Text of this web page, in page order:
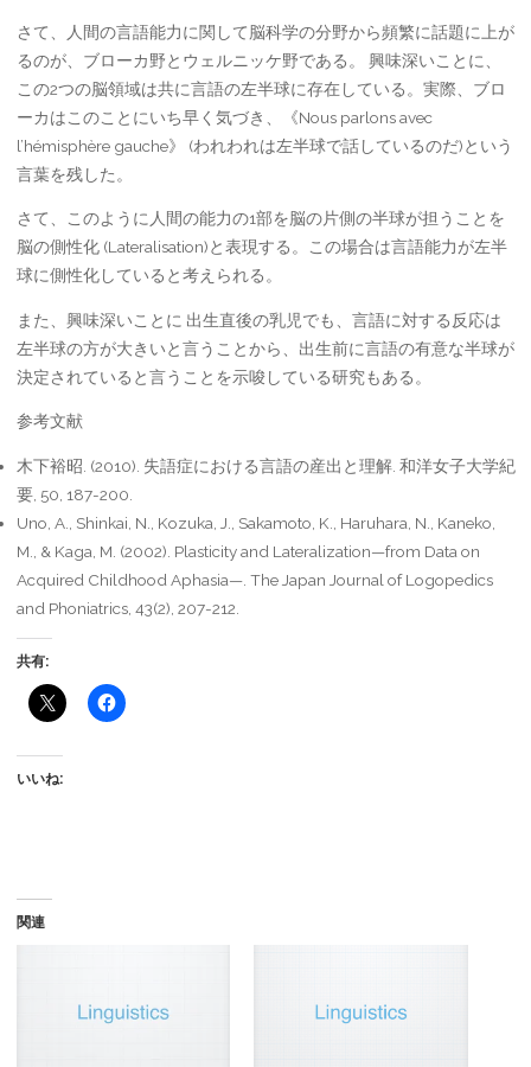
さて、人間の言語能力に関して脳科学の分野から頻繁に話題に上が
るのが、ブローカ野とウェルニッケ野である。 興味深いことに、
この2つの脳領域は共に言語の左半球に存在している。実際、ブロ
ーカはこのことにいち早く気づき、《Nous parlons avec
l’hémisphère gauche》 (われわれは左半球で話しているのだ)という
言葉を残した。
さて、このように人間の能力の1部を脳の片側の半球が担うことを
脳の側性化 (Lateralisation)と表現する。この場合は言語能力が左半
球に側性化していると考えられる。
また、興味深いことに 出生直後の乳児でも、言語に対する反応は
左半球の方が大きいと言うことから、出生前に言語の有意な半球が
決定されていると言うことを示唆している研究もある。
参考文献
木下裕昭. (2010). 失語症における言語の産出と理解. 和洋女子大学紀
要, 50, 187-200.
Uno, A., Shinkai, N., Kozuka, J., Sakamoto, K., Haruhara, N., Kaneko,
M., & Kaga, M. (2002). Plasticity and Lateralization—from Data on
Acquired Childhood Aphasia—. The Japan Journal of Logopedics
and Phoniatrics, 43(2), 207-212.
共有:
いいね:
関連